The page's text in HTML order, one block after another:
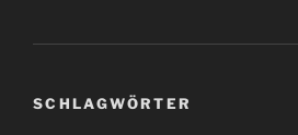
SCHLAGWÖRTER